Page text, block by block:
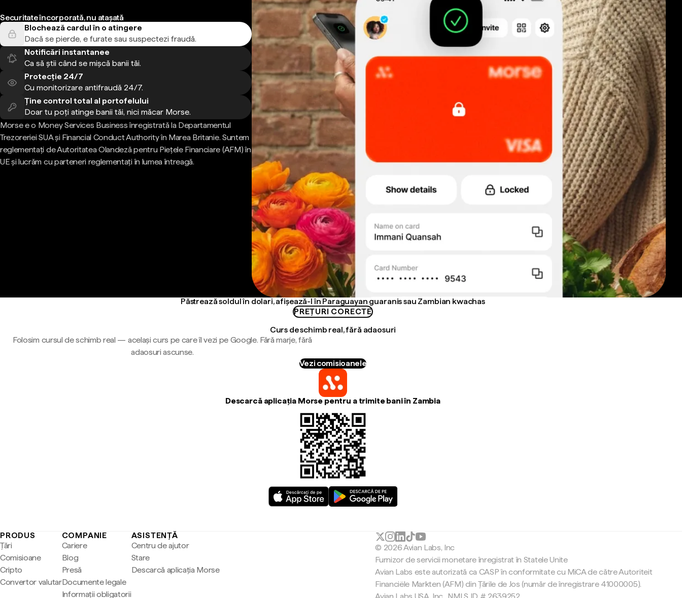
Securitate încorporată, nu atașată
Blochează cardul în o atingere
Dacă se pierde, e furate sau suspectezi fraudă.
Notificări instantanee
Ca să știi când se mișcă banii tăi.
Protecție 24/7
Cu monitorizare antifraudă 24/7.
Ține control total al portofelului
Doar tu poți atinge banii tăi, nici măcar Morse.
Morse e o Money Services Business înregistrată la Departamentul
Trezoreriei SUA și Financial Conduct Authority în Marea Britanie. Suntem
reglementați de Autoritatea Olandeză pentru Piețele Financiare (AFM) în
UE și lucrăm cu parteneri reglementați în lumea întreagă.
Păstrează soldul în dolari, afișează-l în Paraguayan guaranis sau Zambian kwachas
PREȚURI CORECTE
Curs de schimb real, fără adaosuri
Folosim cursul de schimb real — același curs pe care îl vezi pe Google. Fără marje, fără
adaosuri ascunse.
Vezi comisioanele
Descarcă aplicația Morse pentru a trimite bani în Zambia
PRODUS
Țări
Comisioane
Cripto
Convertor valutar
COMPANIE
Cariere
Blog
Presă
Documente legale
Informații obligatorii
ASISTENȚĂ
Centru de ajutor
Stare
Descarcă aplicația Morse
© 2026 Avian Labs, Inc
Furnizor de servicii monetare înregistrat în Statele Unite
Avian Labs este autorizată ca CASP în conformitate cu MiCA de către Autoriteit
Financiële Markten (AFM) din Țările de Jos (număr de înregistrare 41000005).